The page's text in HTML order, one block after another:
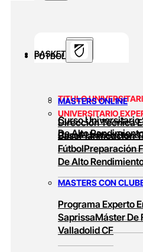
UNIVERSITARIO
Curso Universitario
BASKET
TITULO
Curso Universitario
De Alto
FUTBOL
MASTERS ONLINE
Dirección Técnica
BasePlanificación
FútbolPreparación
De Alto
MASTERS CON
Programa Experto
SaprissaMáster De
Valladolid CF